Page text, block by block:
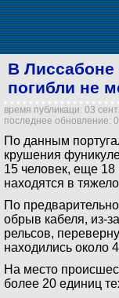
В
погибли не
время публикаци: 03
последнее обновление:
По данным
крушения
15 человек, еще 18
находятся в
По
обрыв кабеля, из-
рельсов,
находились около
На место
более 20 единиц